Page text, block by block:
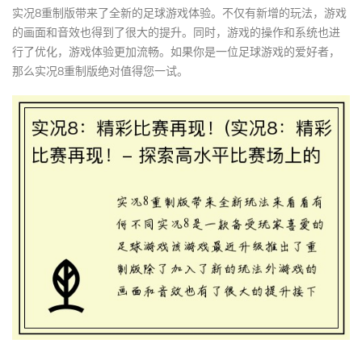
实况8重制版带来了全新的足球游戏体验。不仅有新增的玩法，游戏
的画面和音效也得到了很大的提升。同时，游戏的操作和系统也进
行了优化，游戏体验更加流畅。如果你是一位足球游戏的爱好者，
那么实况8重制版绝对值得您一试。